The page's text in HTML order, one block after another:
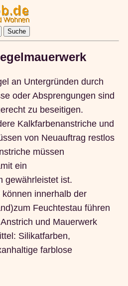
an Untergründen durch
oder Absprengungen sind
zu beseitigen.
Kalkfarbenanstriche und
von Neuauftrag restlos
müssen
ein
gewährleistet ist.
innerhalb der
Feuchtestau führen
und Mauerwerk
Silikatfarben,
farblose